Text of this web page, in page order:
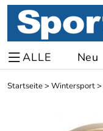
ALLE Neu
Startseite> Wintersport>